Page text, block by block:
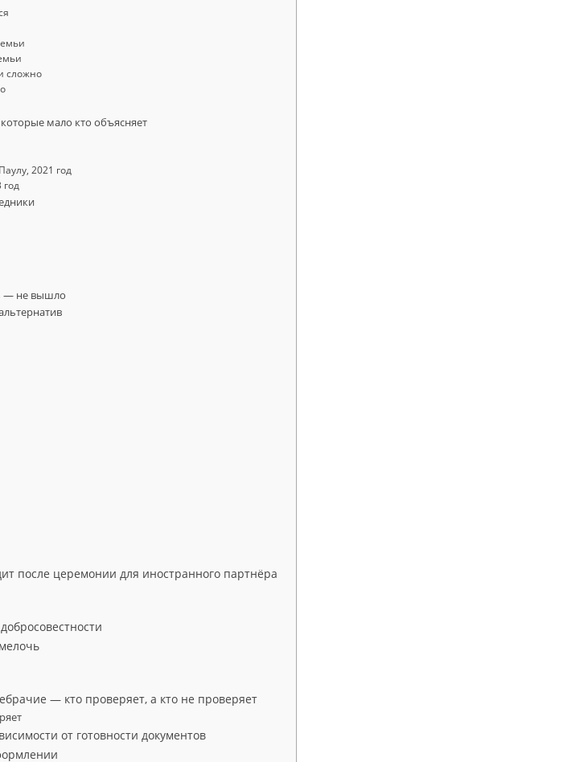
сложно
мало кто объясняет
2021 год
— не вышло
после церемонии для иностранного партнёра
— кто проверяет, а кто не проверяет
от готовности документов